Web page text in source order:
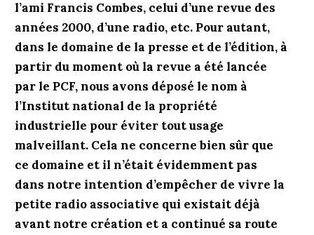
l’ami Francis Combes, celui d’une revue des
années 2000, d’une radio, etc. Pour autant,
dans le domaine de la presse et de l’édition, à
partir du moment où la revue a été lancée
par le PCF, nous avons déposé le nom à
l’Institut national de la propriété
industrielle pour éviter tout usage
malveillant. Cela ne concerne bien sûr que
ce domaine et il n’était évidemment pas
dans notre intention d’empêcher de vivre la
petite radio associative qui existait déjà
avant notre création et a continué sa route